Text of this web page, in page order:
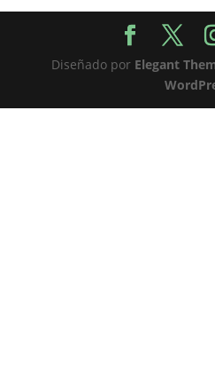
Diseñado por Elegant